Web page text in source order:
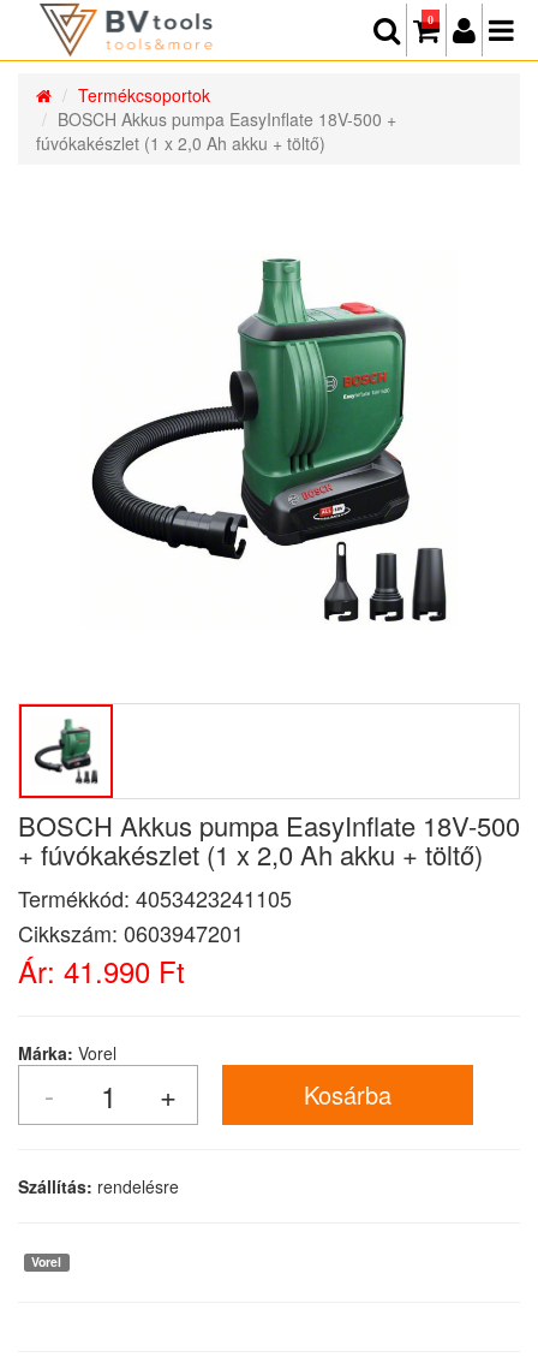
0
Termékcsoportok
BOSCH Akkus pumpa EasyInflate 18V-500 +
fúvókakészlet (1 x 2,0 Ah akku + töltő)
BOSCH Akkus pumpa EasyInflate 18V-500
+ fúvókakészlet (1 x 2,0 Ah akku + töltő)
Termékkód: 4053423241105
Cikkszám: 0603947201
Ár: 41.990 Ft
Márka: Vorel
Szállítás: rendelésre
Vorel